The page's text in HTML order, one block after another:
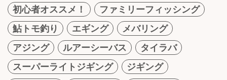
初心者オススメ！
ファミリーフィッシング
鮎トモ釣り
エギング
メバリング
アジング
ルアーシーバス
タイラバ
スーパーライトジギング
ジギング